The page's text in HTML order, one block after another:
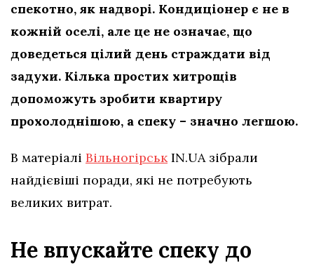
спекотно, як надворі. Кондиціонер є не в
кожній оселі, але це не означає, що
доведеться цілий день страждати від
задухи. Кілька простих хитрощів
допоможуть зробити квартиру
прохолоднішою, а спеку – значно легшою.
В матеріалі ВільногірськIN.UA зібрали
найдієвіші поради, які не потребують
великих витрат.
Не впускайте спеку до